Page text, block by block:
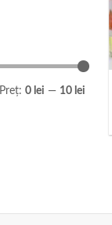
Preț: 0 lei — 10 lei